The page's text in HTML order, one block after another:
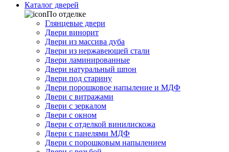
Каталог дверей
По отделке
Глянцевые двери
Двери винорит
Двери из массива дуба
Двери из нержавеющей стали
Двери ламинированные
Двери натуральный шпон
Двери под старину
Двери порошковое напыление и МДФ
Двери с витражами
Двери с зеркалом
Двери с окном
Двери с отделкой винилискожа
Двери с панелями МДФ
Двери с порошковым напылением